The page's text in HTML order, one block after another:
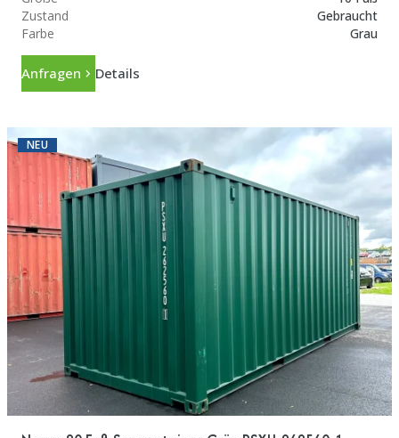
Zustand
Gebraucht
Farbe
Grau
Anfragen Details
NEU